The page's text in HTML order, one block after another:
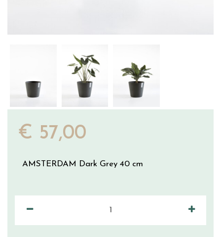
€ 57,00
AMSTERDAM Dark Grey 40 cm